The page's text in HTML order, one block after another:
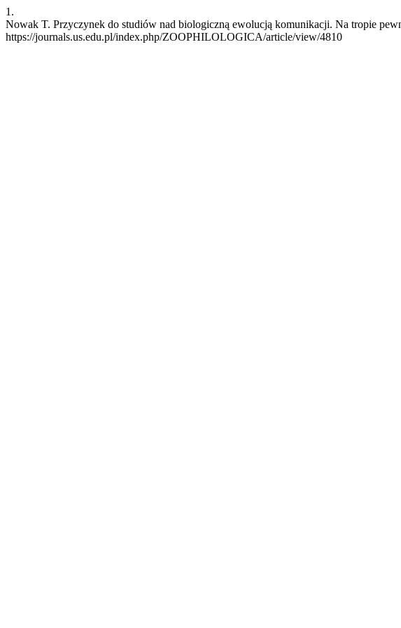
1.
Nowak T. Przyczynek do studiów nad biologiczną ewolucją komunikacji. Na tropie
https://journals.us.edu.pl/index.php/ZOOPHILOLOGICA/article/view/4810